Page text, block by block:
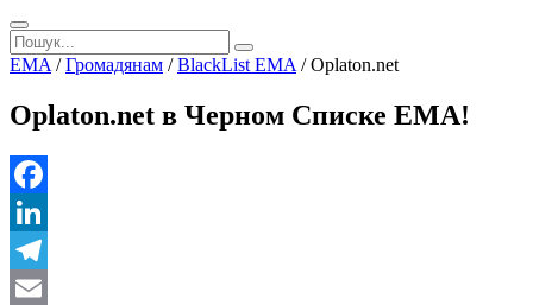
EMA /Громадянам /BlackList EMA /Oplaton.net
Oplaton.net в Черном Списке ЕМА!
Facebook
LinkedIn
Telegram